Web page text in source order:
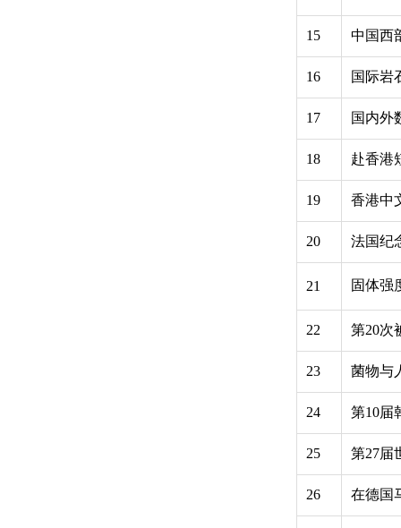
15 中国西
16 国际岩
17 国内外
18 赴香港
19 香港中
20 法国纪
21 固体强
22 第20次
23 菌物与
24 第10届
25 第27届
26 在德国